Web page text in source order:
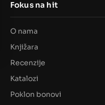
Fokus na hit
O nama
Knjižara
Recenzije
Katalozi
Poklon bonovi